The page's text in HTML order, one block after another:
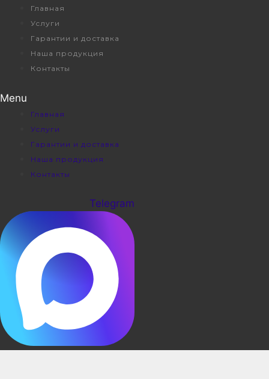
Перейти
содержимому
Главная
Услуги
Гарантии и доставка
Наша продукция
Контакты
Menu
Главная
Услуги
Гарантии и доставка
Наша продукция
Контакты
Telegram